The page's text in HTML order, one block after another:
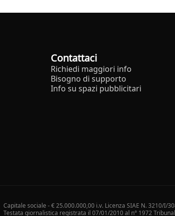
Contattaci
Richiedi maggiori info
Bisogno di supporto
Info su spazi pubblicitari
Capitale sociale - € 25.000.000,00 i.v. Licenza SIAE N. 3210/I/
Testata giornalistica registrata il 07/01/2010 al n° 1972